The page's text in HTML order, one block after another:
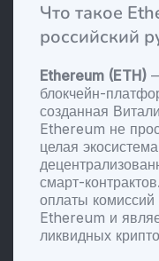
Что такое
российский
Ethereum (ETH)
блокчейн-
созданная
Ethereum не
целая
смарт-
оплаты комиссий
Ethereum и
ликвидных